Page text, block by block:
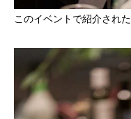
このイベントで紹介され